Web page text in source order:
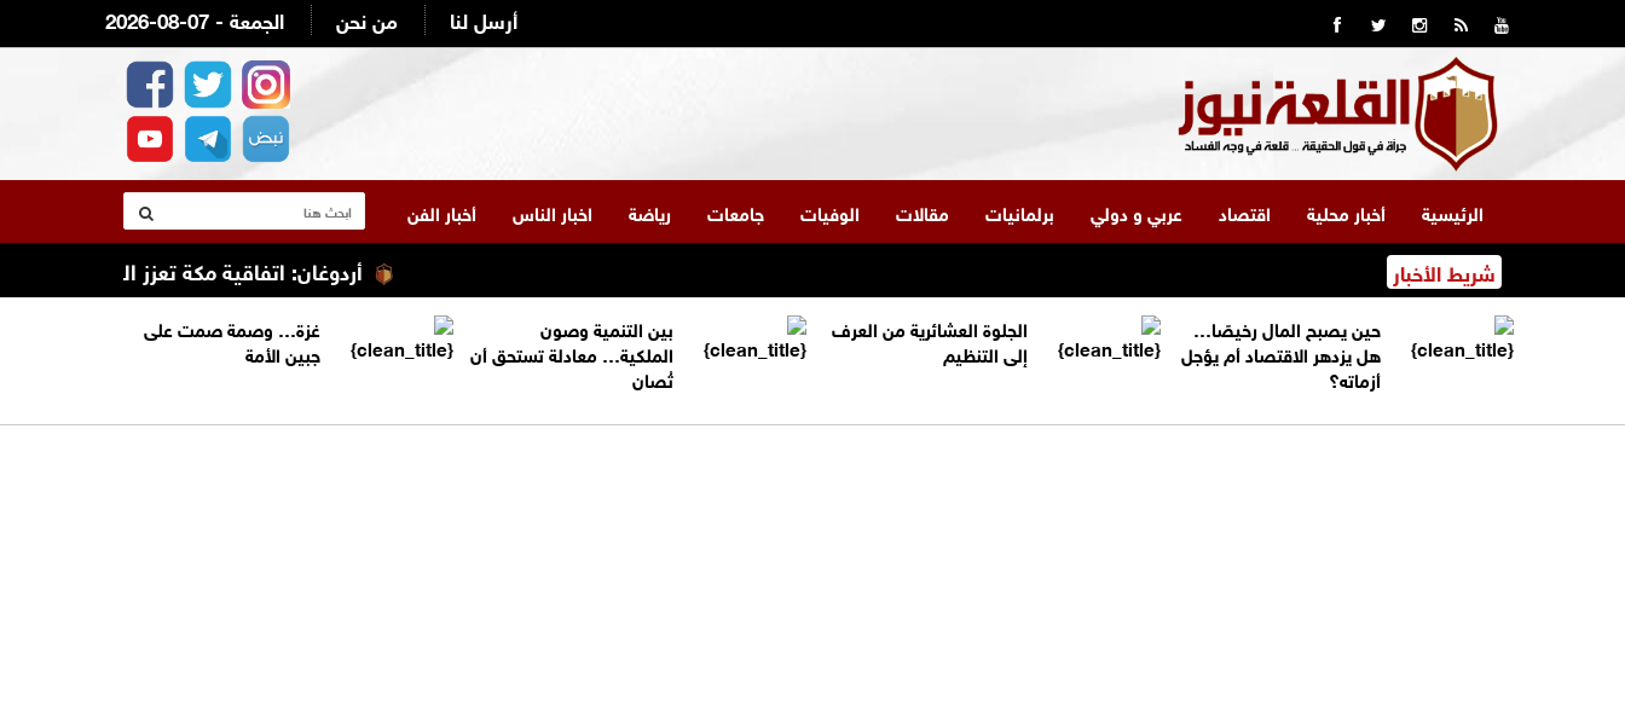
2026-08-07 - الجمعة من نحن أرسل لنا
الرئيسية أخبار محلية اقتصاد عربي و دولي برلمانيات مقالات الوفيات جامعات رياضة اخبار الناس أخبار الفن
شريط الأخبار أردوغان: اتفاقية مكة تعزز التعاون الأمني
حين يصبح المال رخيصًا…
هل يزدهر الاقتصاد أم يؤجل
أزماته؟
الجلوة العشائرية من العرف
إلى التنظيم
بين التنمية وصون
الملكية… معادلة تستحق أن
تُصان
غزة… وصمة صمت على
جبين الأمة